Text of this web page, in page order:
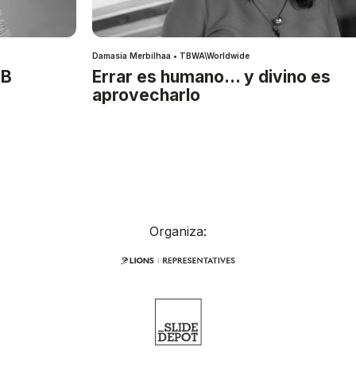
Damasia Merbilhaa • TBWA\Worldwide
Errar es humano… y divino es
aprovecharlo
Organiza: